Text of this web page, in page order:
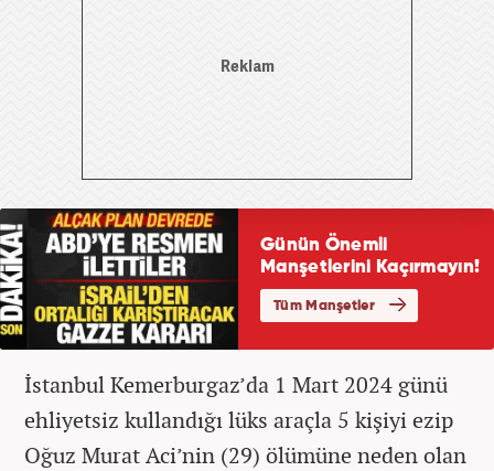
İstanbul Kemerburgaz’da 1 Mart 2024 günü
ehliyetsiz kullandığı lüks araçla 5 kişiyi ezip
Oğuz Murat Aci’nin (29) ölümüne neden olan